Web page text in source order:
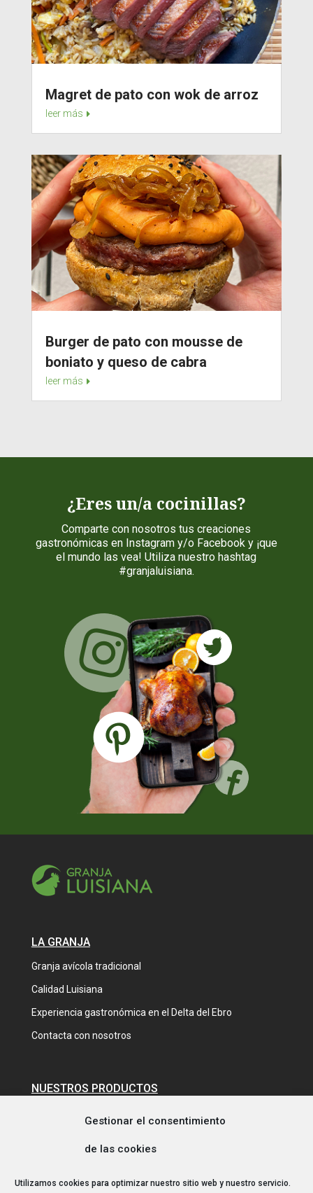
Gestionar el consentimiento
de las cookies
Utilizamos cookies para optimizar nuestro sitio web y nuestro servicio.
Magret de pato con wok de arroz
leer más
Burger de pato con mousse de
boniato y queso de cabra
leer más
¿Eres un/a cocinillas?
Comparte con nosotros tus creaciones
gastronómicas en Instagram y/o Facebook y ¡que
el mundo las vea! Utiliza nuestro hashtag
#granjaluisiana.
LA GRANJA
Granja avícola tradicional
Calidad Luisiana
Experiencia gastronómica en el Delta del Ebro
Contacta con nosotros
NUESTROS PRODUCTOS
Proveedores de pato y pollo de payés